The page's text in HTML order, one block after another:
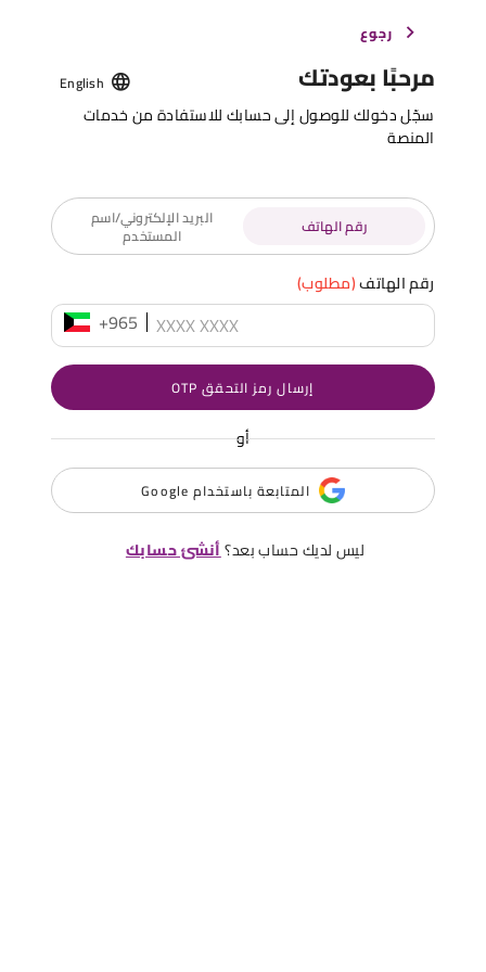
رجوع
مرحبًا بعودتك English
سجّل دخولك للوصول إلى حسابك للاستفادة من خدمات
المنصة
رقم الهاتف البريد الإلكتروني/اسم
المستخدم
رقم الهاتف(مطلوب)
+965
إرسال رمز التحقق OTP
أو
المتابعة باستخدام Google
ليس لديك حساب بعد؟أنشئ حسابك